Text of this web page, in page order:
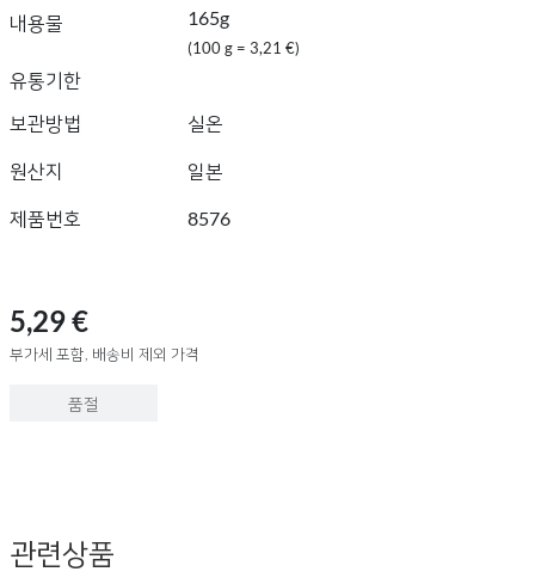
내용물 165g
(100 g = 3,21 €)
유통기한
보관방법
실온
원산지 일본
제품번호 8576
5,29 €
부가세 포함, 배송비 제외 가격
품절
관련상품